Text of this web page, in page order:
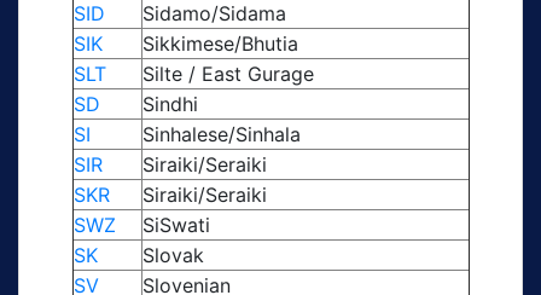
SID
Sidamo/Sidama
SIK
Sikkimese/Bhutia
SLT
Silte / East Gurage
SD
Sindhi
SI
Sinhalese/Sinhala
SIR
Siraiki/Seraiki
SKR
Siraiki/Seraiki
SWZ
SiSwati
SK
Slovak
SV
Slovenian